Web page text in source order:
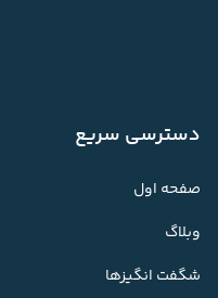
دسترسی سریع
صفحه اول
وبلاگ
شگفت انگیزها